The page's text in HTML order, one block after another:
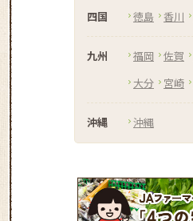
四国 徳島 香川
九州 福岡 佐賀
大分
宮崎
沖縄 沖縄